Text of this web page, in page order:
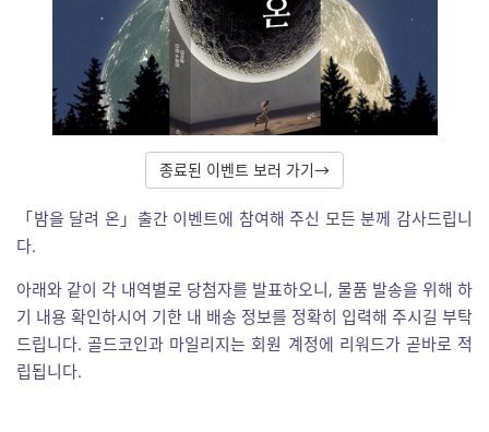
종료된 이벤트 보러 가기→
「밤을 달려 온」출간 이벤트에 참여해 주신 모든 분께 감사드립니
다.
아래와 같이 각 내역별로 당첨자를 발표하오니, 물품 발송을 위해 하
기 내용 확인하시어 기한 내 배송 정보를 정확히 입력해 주시길 부탁
드립니다. 골드코인과 마일리지는 회원 계정에 리워드가 곧바로 적
립됩니다.